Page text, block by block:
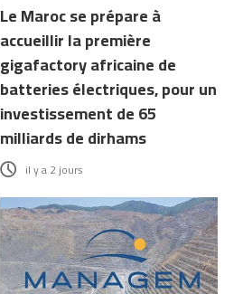
Le Maroc se prépare à
accueillir la première
gigafactory africaine de
batteries électriques, pour un
investissement de 65
milliards de dirhams
il y a 2 jours